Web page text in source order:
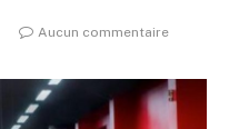
Aucun commentaire